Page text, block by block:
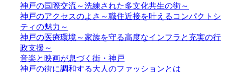
神戸の国際交流～洗練された多文化共生の街～
神戸のアクセスのよさ～職住近接を叶えるコンパクトシ
ティの魅力～
神戸の医療環境～家族を守る高度なインフラと充実の行
政支援～
音楽と映画が息づく街・神戸
神戸の街に調和する大人のファッションとは